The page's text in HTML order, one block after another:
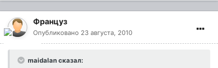
Француз
Опубликовано 23 августа, 2010
maidalan сказал: